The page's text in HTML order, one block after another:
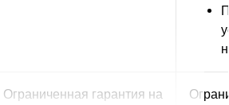
Ограниченная гарантия на